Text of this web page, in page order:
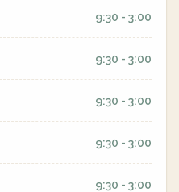
9:30 - 3:00
9:30 - 3:00
9:30 - 3:00
9:30 - 3:00
9:30 - 3:00